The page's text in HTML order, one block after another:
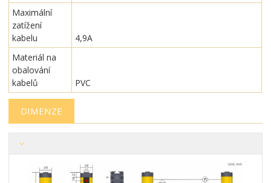
Maximální
zatížení
kabelu
4,9A
Materiál na
obalování
kabelů
PVC
DIMENZE